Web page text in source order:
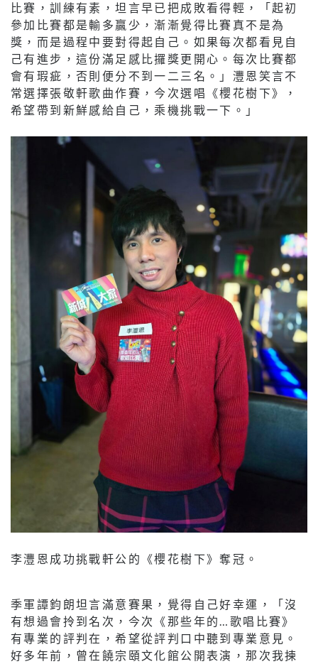
比賽，訓練有素，坦言早已把成敗看得輕，「起初
參加比賽都是輸多贏少，漸漸覺得比賽真不是為
獎，而是過程中要對得起自己。如果每次都看見自
己有進步，這份滿足感比攞獎更開心。每次比賽都
會有瑕疵，否則便分不到一二三名。」灃恩笑言不
常選擇張敬軒歌曲作賽，今次選唱《櫻花樹下》，
希望帶到新鮮感給自己，乘機挑戰一下。」
李灃恩成功挑戰軒公的《櫻花樹下》奪冠。
季軍譚鈞朗坦言滿意賽果，覺得自己好幸運，「沒
有想過會拎到名次，今次《那些年的…歌唱比賽》
有專業的評判在，希望從評判口中聽到專業意見。
好多年前，曾在饒宗頤文化館公開表演，那次我揀